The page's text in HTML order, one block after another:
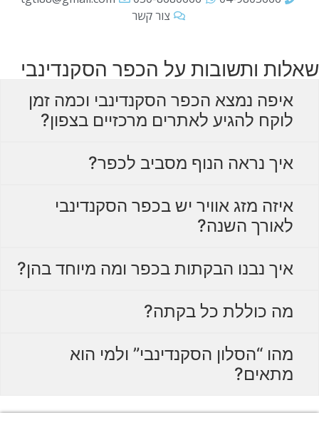
צור קשר
שאלות ותשובות על הכפר הסקנדינבי
איפה נמצא הכפר הסקנדינבי וכמה זמן
לוקח להגיע לאתרים מרכזיים בצפון?
איך נראה הנוף מסביב לכפר?
איזה מזג אוויר יש בכפר הסקנדינבי
לאורך השנה?
איך נבנו הבקתות בכפר ומה מיוחד בהן?
מה כוללת כל בקתה?
מהו “הסלון הסקנדינבי” ולמי הוא
מתאים?